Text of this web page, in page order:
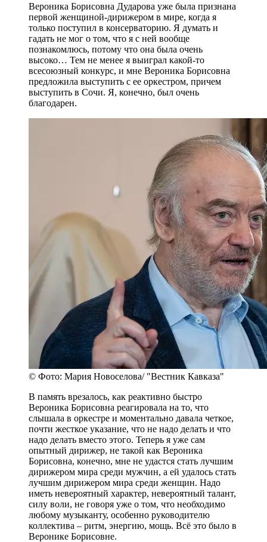
Вероника Борисовна Дударова уже была признана
первой женщиной-дирижером в мире, когда я
только поступил в консерваторию. Я думать и
гадать не мог о том, что я с ней вообще
познакомлюсь, потому что она была очень
высоко… Тем не менее я выиграл какой-то
всесоюзный конкурс, и мне Вероника Борисовна
предложила выступить с ее оркестром, причем
выступить в Сочи. Я, конечно, был очень
благодарен.
© Фото: Мария Новоселова/ "Вестник Кавказа"
В память врезалось, как реактивно быстро
Вероника Борисовна реагировала на то, что
слышала в оркестре и моментально давала четкое,
почти жесткое указание, что не надо делать и что
надо делать вместо этого. Теперь я уже сам
опытный дирижер, не такой как Вероника
Борисовна, конечно, мне не удастся стать лучшим
дирижером мира среди мужчин, а ей удалось стать
лучшим дирижером мира среди женщин. Надо
иметь невероятный характер, невероятный талант,
силу воли, не говоря уже о том, что необходимо
любому музыканту, особенно руководителю
коллектива – ритм, энергию, мощь. Всё это было в
Веронике Борисовне.